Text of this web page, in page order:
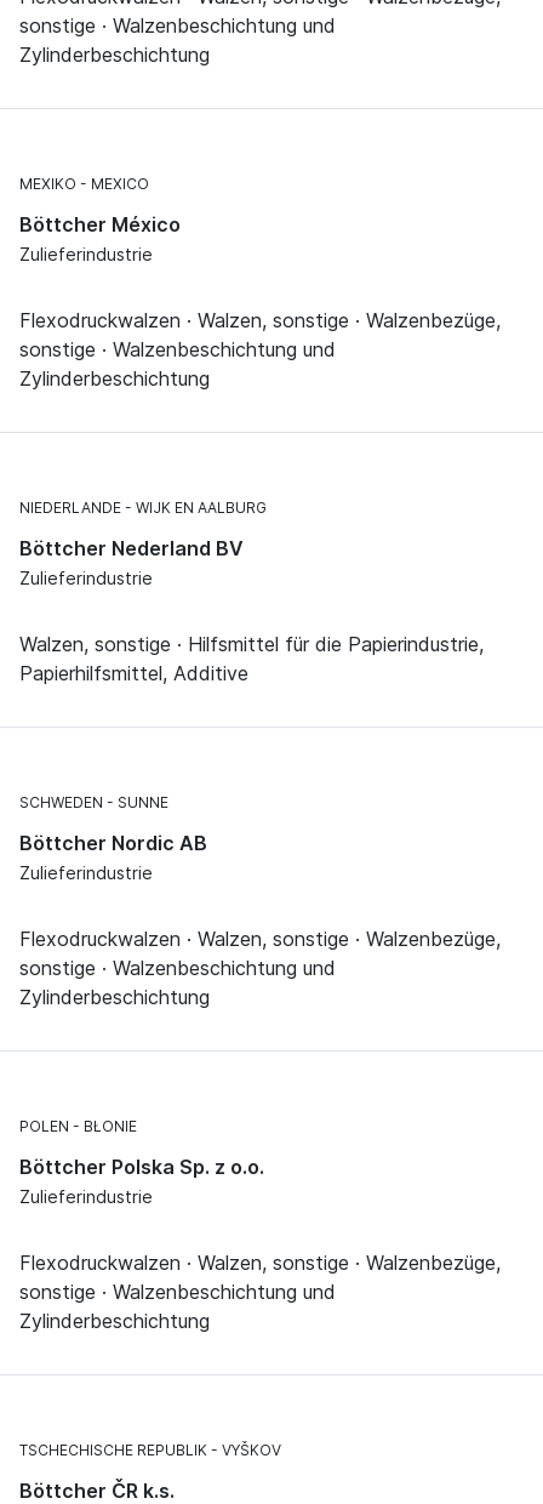
sonstige · Walzenbeschichtung und
Zylinderbeschichtung
MEXIKO MEXICO
Böttcher México
Zulieferindustrie
Flexodruckwalzen · Walzen, sonstige · Walzenbezüge,
sonstige · Walzenbeschichtung und
Zylinderbeschichtung
NIEDERLANDE WIJK EN AALBURG
Böttcher Nederland BV
Zulieferindustrie
Walzen, sonstige · Hilfsmittel für die Papierindustrie,
Papierhilfsmittel, Additive
SCHWEDEN SUNNE
Böttcher Nordic AB
Zulieferindustrie
Flexodruckwalzen · Walzen, sonstige · Walzenbezüge,
sonstige · Walzenbeschichtung und
Zylinderbeschichtung
POLEN BŁONIE
Böttcher Polska Sp. z o.o.
Zulieferindustrie
Flexodruckwalzen · Walzen, sonstige · Walzenbezüge,
sonstige · Walzenbeschichtung und
Zylinderbeschichtung
TSCHECHISCHE REPUBLIK VYŠKOV
Böttcher ČR k.s.